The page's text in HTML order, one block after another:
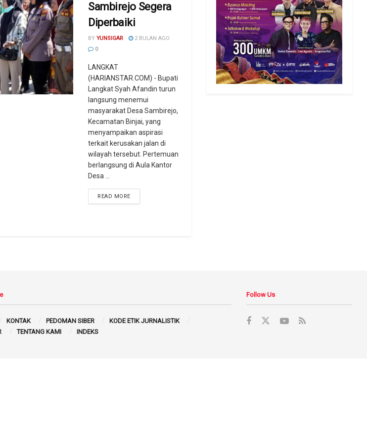
Sambirejo Segera
Diperbaiki
BY YUNSIGAR
2 BULAN AGO
0
LANGKAT
(HARIANSTAR.COM) - Bupati
Langkat Syah Afandin turun
langsung menemui
masyarakat Desa Sambirejo,
Kecamatan Binjai, yang
menyampaikan aspirasi
terkait kerusakan jalan di
wilayah tersebut. Pertemuan
berlangsung di Aula Kantor
Desa ...
READ MORE
KONTAK PEDOMAN SIBER
KODE ETIK JURNALISTIK
TENTANG KAMI INDEKS
Follow Us